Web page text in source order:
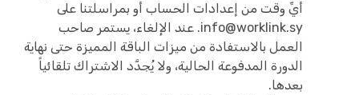
أيِّ وقت من إعدادات الحساب أو بمراسلتنا على
info@worklink.sy. عند الإلغاء، يستمر صاحب
العمل بالاستفادة من ميزات الباقة المميزة حتى نهاية
الدورة المدفوعة الحالية، ولا يُجدَّد الاشتراك تلقائياً
بعدها.